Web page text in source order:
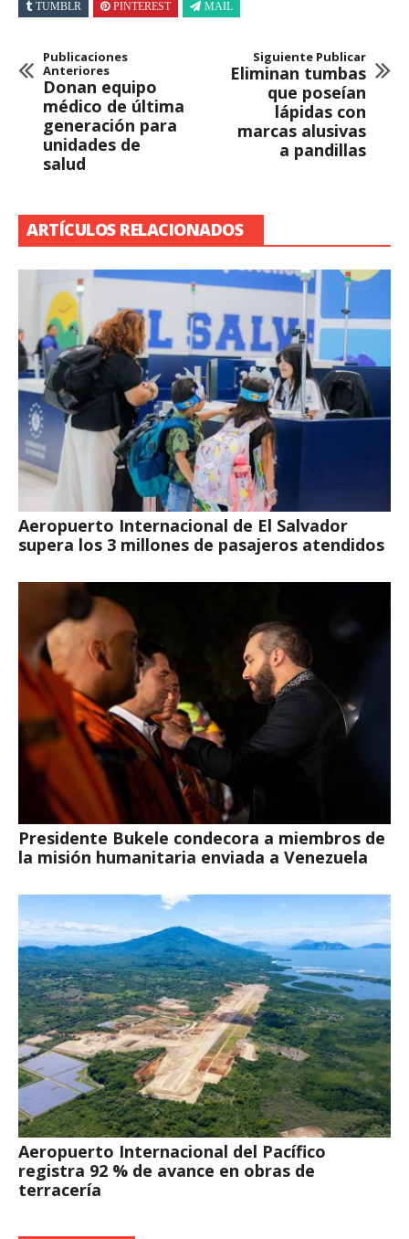
TUMBLR PINTEREST MAIL
Publicaciones
Anteriores
Donan equipo
médico de última
generación para
unidades de
salud
Siguiente Publicar
Eliminan tumbas
que poseían
lápidas con
marcas alusivas
a pandillas
ARTÍCULOS RELACIONADOS
Aeropuerto Internacional de El Salvador
supera los 3 millones de pasajeros atendidos
Presidente Bukele condecora a miembros de
la misión humanitaria enviada a Venezuela
Aeropuerto Internacional del Pacífico
registra 92 % de avance en obras de
terracería